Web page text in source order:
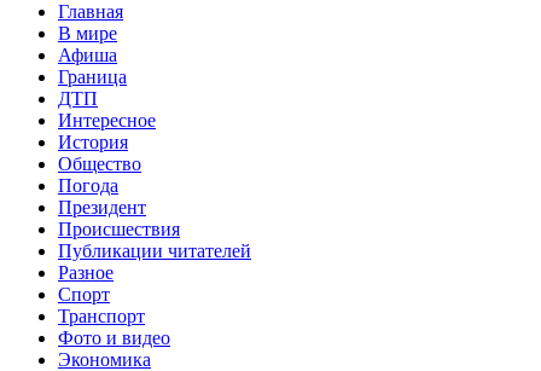
Главная
В мире
Афиша
Граница
ДТП
Интересное
История
Общество
Погода
Президент
Происшествия
Публикации читателей
Разное
Спорт
Транспорт
Фото и видео
Экономика